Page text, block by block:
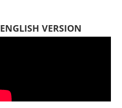
ENGLISH VERSION